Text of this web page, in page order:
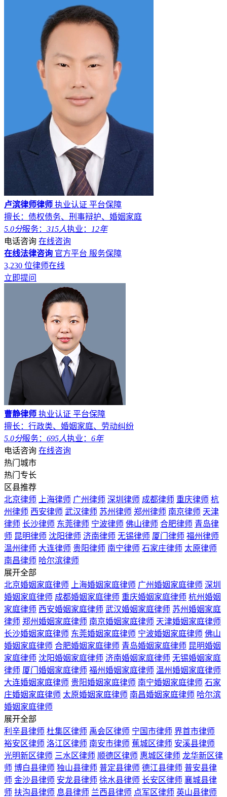
卢滨律师律师 执业认证 平台保障
擅长：债权债务、刑事辩护、婚姻家庭
5.0分服务： 315人执业：
12年
电话咨询 在线咨询
在线法律咨询 官方平台 服务保障
3,230 位律师在线
立即提问
曹静律师 执业认证 平台保障
擅长：行政类、婚姻家庭、劳动纠纷
5.0分服务： 695人执业： 6年
电话咨询 在线咨询
热门城市
热门专长
区县推荐
北京律师
上海律师 广州律师 深圳律师 成都律师 重庆律师 杭
州律师 西安律师 武汉律师 苏州律师 郑州律师 南京律师 天津
律师 长沙律师 东莞律师 宁波律师 佛山律师 合肥律师 青岛律
师 昆明律师 沈阳律师 济南律师 无锡律师 厦门律师 福州律师
温州律师 大连律师 贵阳律师 南宁律师 石家庄律师 太原律师
南昌律师 哈尔滨律师
展开全部
北京婚姻家庭律师
上海婚姻家庭律师 广州婚姻家庭律师 深圳
婚姻家庭律师 成都婚姻家庭律师 重庆婚姻家庭律师 杭州婚姻
家庭律师 西安婚姻家庭律师 武汉婚姻家庭律师 苏州婚姻家庭
律师 郑州婚姻家庭律师 南京婚姻家庭律师 天津婚姻家庭律师
长沙婚姻家庭律师 东莞婚姻家庭律师 宁波婚姻家庭律师 佛山
婚姻家庭律师 合肥婚姻家庭律师 青岛婚姻家庭律师 昆明婚姻
家庭律师 沈阳婚姻家庭律师 济南婚姻家庭律师 无锡婚姻家庭
律师 厦门婚姻家庭律师 福州婚姻家庭律师 温州婚姻家庭律师
大连婚姻家庭律师 贵阳婚姻家庭律师 南宁婚姻家庭律师 石家
庄婚姻家庭律师 太原婚姻家庭律师 南昌婚姻家庭律师 哈尔滨
婚姻家庭律师
展开全部
利辛县律师 杜集区律师 禹会区律师 宁国市律师 界首市律师
裕安区律师 洛江区律师 南安市律师 蕉城区律师 安溪县律师
光明新区律师 三水区律师 顺德区律师 惠城区律师 龙华新区律
师 博白县律师 独山县律师 普定县律师 德江县律师 普安县律
师 金沙县律师 安龙县律师 徐水县律师 长安区律师 襄城县律
师 扶沟县律师 息县律师 兰西县律师 点军区律师 英山县律师